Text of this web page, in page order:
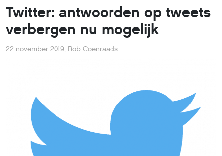
Twitter: antwoorden op tweets
verbergen nu mogelijk
22 november 2019, Rob Coenraads